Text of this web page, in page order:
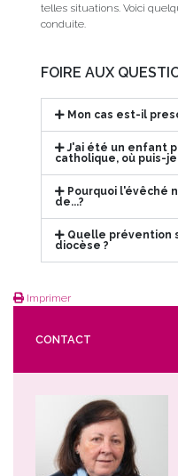
telles situations. Voici
conduite.
FOIRE AUX
Mon cas est-il
J'ai été un enfant
catholique, où puis-
Pourquoi l'évêché
de...?
Quelle prévention
diocèse ?
Imprimer
CONTACT